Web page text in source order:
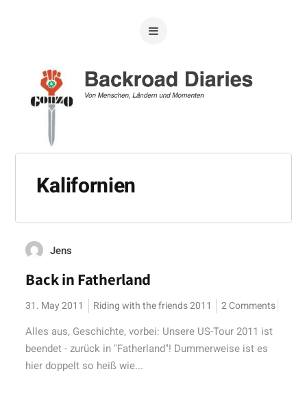
Kalifornien
Jens
Back in Fatherland
31. May 2011 Riding with the friends 2011 2 Comments
Alles aus, Geschichte, vorbei: Unsere US-Tour 2011 ist
beendet - zurück in "Fatherland"! Dummerweise ist es
hier doppelt so heiß wie...